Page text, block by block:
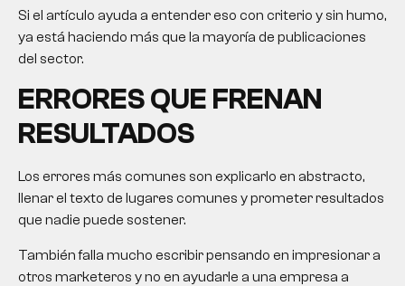
Si el artículo ayuda a entender eso con criterio y sin humo,
ya está haciendo más que la mayoría de publicaciones
del sector.
ERRORES QUE FRENAN
RESULTADOS
Los errores más comunes son explicarlo en abstracto,
llenar el texto de lugares comunes y prometer resultados
que nadie puede sostener.
También falla mucho escribir pensando en impresionar a
otros marketeros y no en ayudarle a una empresa a